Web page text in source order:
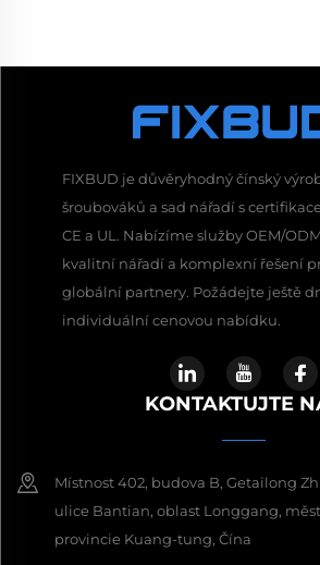
FIXBUD je důvěryhodný čínský
šroubováků a sad nářadí s
CE a UL. Nabízíme služby OEM/
kvalitní nářadí a komplexní řešení
globální partnery. Požádejte ještě
individuální cenovou nabídku.
KONTAKTUJTE
Místnost 402, budova B, Getailong
ulice Bantian, oblast Longgang,
provincie Kuang-tung, Čína